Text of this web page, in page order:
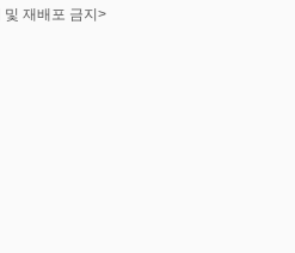
재배포 금지>